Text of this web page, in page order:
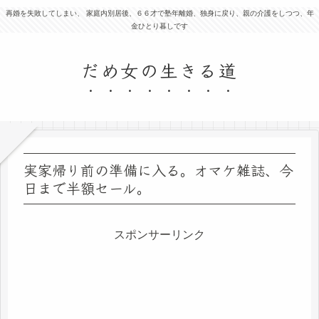
再婚を失敗してしまい、 家庭内別居後、６６才で塾年離婚、独身に戻り、親の介護をしつつ、年
金ひとり暮しです
だめ女の生きる道
実家帰り前の準備に入る。オマケ雑誌、今
日まで半額セール。
スポンサーリンク